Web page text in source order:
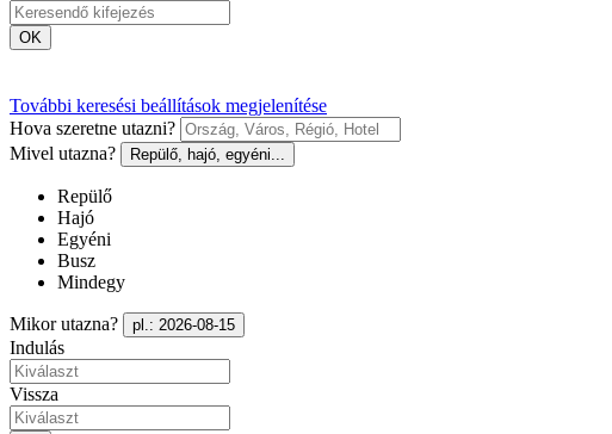
OK
További keresési beállítások megjelenítése
Hova szeretne utazni?
Mivel utazna?
Repülő, hajó, egyéni...
Repülő
Hajó
Egyéni
Busz
Mindegy
Mikor utazna? pl.: 2026-08-15
Indulás
Vissza